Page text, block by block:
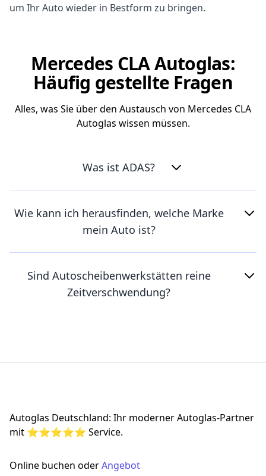
um Ihr Auto wieder in Bestform zu bringen.
Mercedes CLA Autoglas:
Häufig gestellte Fragen
Alles, was Sie über den Austausch von Mercedes CLA
Autoglas wissen müssen.
Was ist ADAS?
Wie kann ich herausfinden, welche Marke
mein Auto ist?
Sind Autoscheibenwerkstätten reine
Zeitverschwendung?
Autoglas Deutschland: Ihr moderner Autoglas-Partner
mit ⭐⭐⭐⭐⭐ Service.
Online buchen oderAngebot